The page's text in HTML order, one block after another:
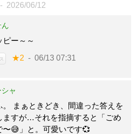
2026/06/12
ピー～～
★2 06/13 07:31
ャ
。 まぁときどき、間違った答えを
ますが…それを指摘すると「ごめ
〜😅」と。可愛いです💞